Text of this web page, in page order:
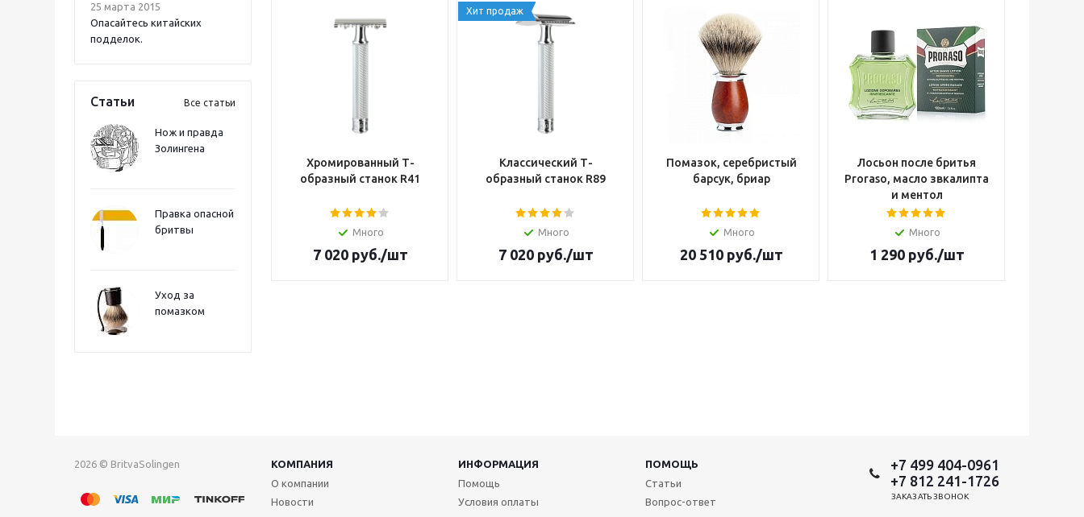
25 марта 2015
Опасайтесь китайских
подделок.
Статьи Все статьи
Нож и правда
Золингена
Правка опасной
бритвы
Уход за
помазком
Хромированный Т-
образный станок R41
Много
7 020руб./шт
Хит продаж
Классический Т-
образный станок R89
Много
7 020руб./шт
Помазок, серебристый
барсук, бриар
Много
20 510руб./шт
Лосьон после бритья
Proraso, масло звкалипта
и ментол
Много
1 290руб./шт
2026 © BritvaSolingen КОМПАНИЯ ИНФОРМАЦИЯ
ПОМОЩЬ
О компании
Новости
Помощь
Условия оплаты
Статьи
Вопрос-ответ
+7 499 404-0961
+7 812 241-1726
ЗАКАЗАТЬ ЗВОНОК